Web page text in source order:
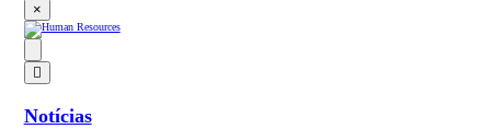
×
Notícias